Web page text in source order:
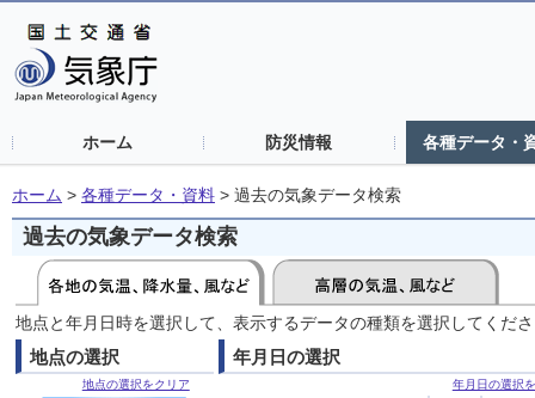
ホーム 防災情報 各種データ・
ホーム > 各種データ・資料 > 過去の気象データ検索
過去の気象データ検索
地点と年月日時を選択して、表示するデータの種類を選択してくだ
地点の選択
地点の選択をクリア
年月日の選択
年月日の選択